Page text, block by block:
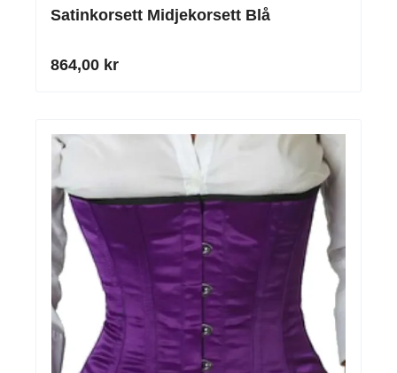
Satinkorsett Midjekorsett Blå
864,00 kr